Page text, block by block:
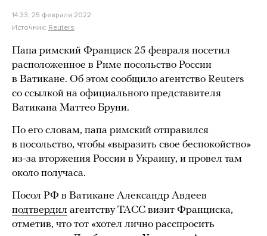
14:33, 25 февраля 2022
Источник: Reuters
Папа римский Франциск 25 февраля посетил
расположенное в Риме посольство России
в Ватикане. Об этом сообщило агентство Reuters
со ссылкой на официального представителя
Ватикана Маттео Бруни.
По его словам, папа римский отправился
в посольство, чтобы «выразить свое беспокойство»
из-за вторжения России в Украину, и провел там
около получаса.
Посол РФ в Ватикане Александр Авдеев
подтвердил агентству ТАСС визит Франциска,
отметив, что тот «хотел лично расспросить